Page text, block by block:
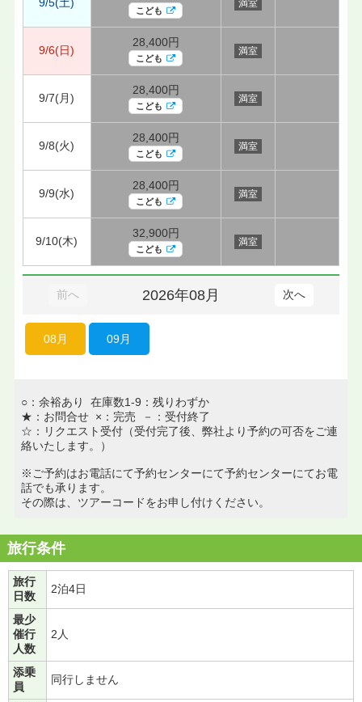
こども
満室
9/6(日)
28,400円
こども
満室
9/7(月)
28,400円
こども
満室
9/8(火)
28,400円
こども
満室
9/9(水)
28,400円
こども
満室
9/10(木)
32,900円
こども
満室
前へ 2026年08月 次へ
08月 09月
○：余裕あり 在庫数1-9：残りわずか
★：お問合せ ×：完売 －：受付終了
☆：リクエスト受付（受付完了後、弊社より予約の可否をご連
絡いたします。）
※ご予約はお電話にて予約センターにて予約センターにてお電
話でも承ります。
その際は、ツアーコードをお申し付けください。
旅行条件
旅行
日数
2泊4日
最少
催行
人数
2人
添乗
員
同行しません